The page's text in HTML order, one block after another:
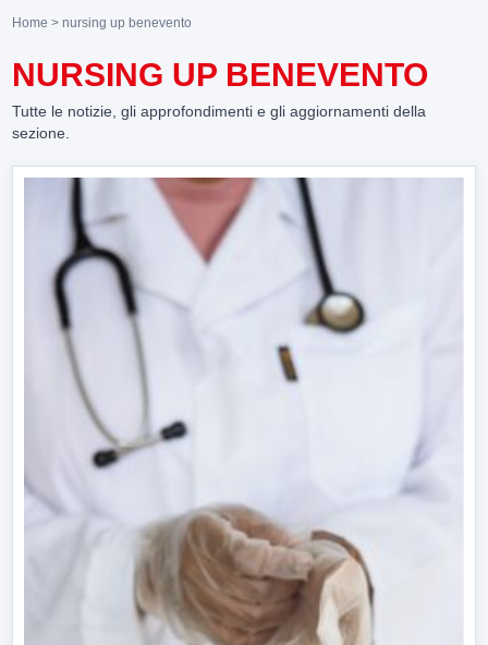
Home > nursing up benevento
NURSING UP BENEVENTO
Tutte le notizie, gli approfondimenti e gli aggiornamenti della
sezione.